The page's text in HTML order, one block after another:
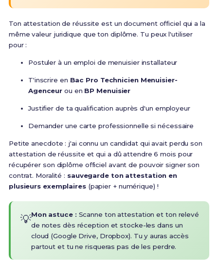
Ton attestation de réussite est un document officiel qui a la
même valeur juridique que ton diplôme. Tu peux l'utiliser
pour :
Postuler à un emploi de menuisier installateur
T'inscrire en Bac Pro Technicien Menuisier-
Agenceur ou en BP Menuisier
Justifier de ta qualification auprès d'un employeur
Demander une carte professionnelle si nécessaire
Petite anecdote : j'ai connu un candidat qui avait perdu son
attestation de réussite et qui a dû attendre 6 mois pour
récupérer son diplôme officiel avant de pouvoir signer son
contrat. Moralité : sauvegarde ton attestation en
plusieurs exemplaires(papier + numérique) !
💡Mon astuce : Scanne ton attestation et ton relevé
de notes dès réception et stocke-les dans un
cloud (Google Drive, Dropbox). Tu y auras accès
partout et tu ne risqueras pas de les perdre.